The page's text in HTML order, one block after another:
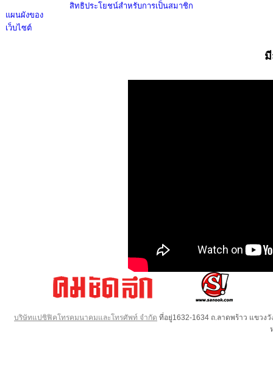
แผนผังของ
เว็บไซต์
สิทธิประโยชน์สำหรับการเป็นสมาชิก
บริษัทแปซิฟิคโทรคมนาคมและโทรศัพท์ จำกัด ที่อยู่1632-1634 ถ.ลาดพร้าว แขวง